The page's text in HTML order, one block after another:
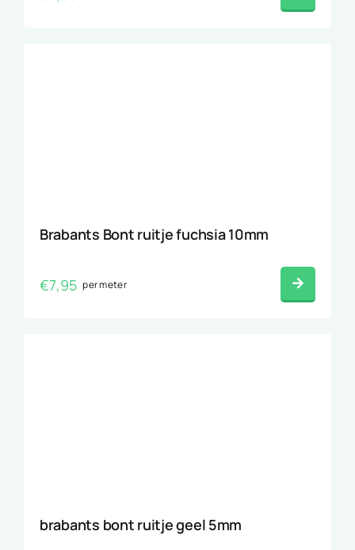
Brabants Bont ruitje fuchsia 10mm
€7,95 per meter
brabants bont ruitje geel 5mm